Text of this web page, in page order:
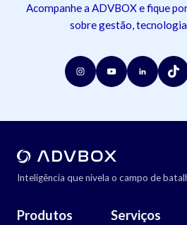
Acompanhe a ADVBOX e fique
sobre gestão,
Inteligência que nivela o campo de
Produtos Serviços